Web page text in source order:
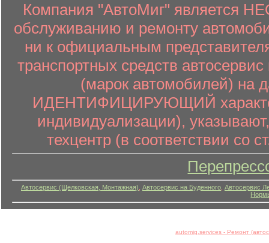
Компания "АвтоМиг" является
обслуживанию и ремонту
ни к официальным
транспортных средств
(марок автомобилей) на
ИДЕНТИФИЦИРУЮЩИЙ характер
индивидуализации),
техцентр (в соответствии со
Автосервис (Щелковская, Монтажная) Автосервис на Буденного Автосервис
automig.services - Ремонт